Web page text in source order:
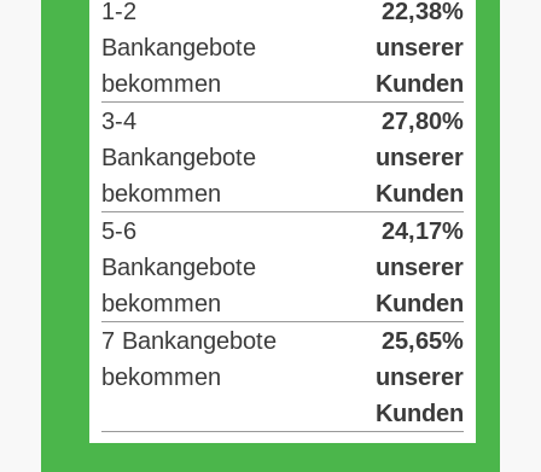
1-2
Bankangebote
bekommen
22,38%
unserer
Kunden
3-4
Bankangebote
bekommen
27,80%
unserer
Kunden
5-6
Bankangebote
bekommen
24,17%
unserer
Kunden
7 Bankangebote
bekommen
25,65%
unserer
Kunden